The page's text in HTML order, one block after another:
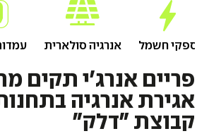
ספקי חשמל אנרגיה סולארית
פריים אנרג'י תקים
אגירת אנרגיה
קבוצת "דלק"